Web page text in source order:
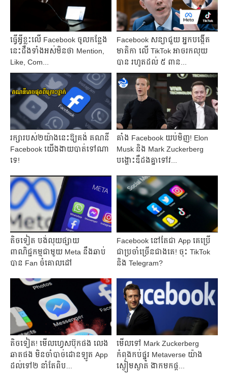
ធ្វើអ្វីខ្លះលើ Facebook ចូលកន្លែង
នេះដឹងទាំងអស់មិនថា Mention,
Like, Com...
Facebook សន្យាជួយ អ្នកបង្កើត
មាតិកា លើ TikTok អាចរកលុយ
បាន រហូតដល់ ៥ ពាន...
រក្សារបស់២យ៉ាងនេះឱ្យគង់ គណនី
Facebook យើងងាយបាត់ទៅណា
ទេ!
គាំង Facebook យប់មិញ! Elon
Musk និង Mark Zuckerberg
បង្ហោះឌឺដងគ្នាទៅវ...
តិចទៀត​ បង់លុយ​ផ្សាយ
ពាណិជ្ជកម្មជាមួយ Meta នឹងឆាប់
បាន Fan ចំគោលដៅ
Facebook នៅតែជា App គេប្រើ
ជាប្រចាំច្រើនជាងគេ! ចុះ TikTok
និង Telegram?
តិចទៀត! មើល​ហ្វេសប៊ុកផង លេង​
ឆាតផង មិនចាំបាច់ដោនឡូត App
ដល់ទៅ២ នាំតែពិប...
មើលទៅ Mark Zuckerberg
កំពុងកប់ផ្នូរ Metaverse យ៉ាង
ស្ងៀមស្ងាត់ ងាកមកផ្ត...